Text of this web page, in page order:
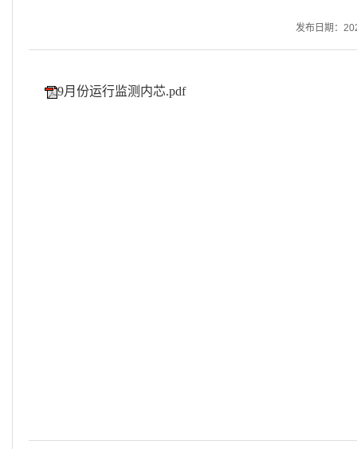
发布日期：
9月份运行监测内芯.pdf